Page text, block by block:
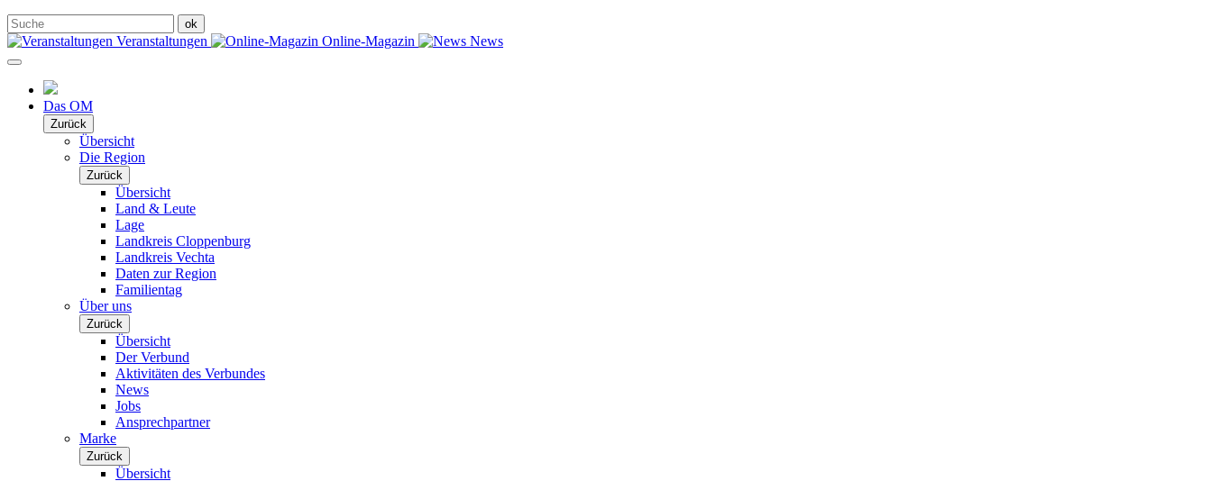
Veranstaltungen Online-Magazin News
Das OM
Zurück
Übersicht
Die Region
Zurück
Übersicht
Land & Leute
Lage
Landkreis Cloppenburg
Landkreis Vechta
Daten zur Region
Familientag
Über uns
Zurück
Übersicht
Der Verbund
Aktivitäten des Verbundes
News
Jobs
Ansprechpartner
Marke
Zurück
Übersicht